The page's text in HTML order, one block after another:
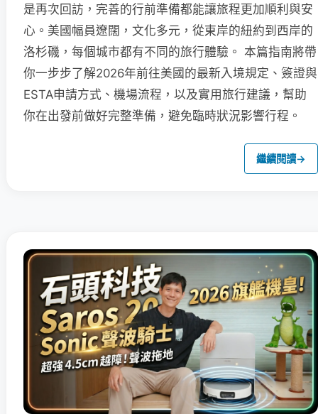
是再次回訪，完善的行前準備都能讓旅程更加順利與安
心。美國幅員遼闊，文化多元，從東岸的紐約到西岸的
洛杉磯，每個城市都有不同的旅行體驗。 本篇指南將帶
你一步步了解2026年前往美國的最新入境規定、簽證與
ESTA申請方式、機場流程，以及實用旅行建議，幫助
你在出發前做好完整準備，避免臨時狀況影響行程。
繼續閱讀→